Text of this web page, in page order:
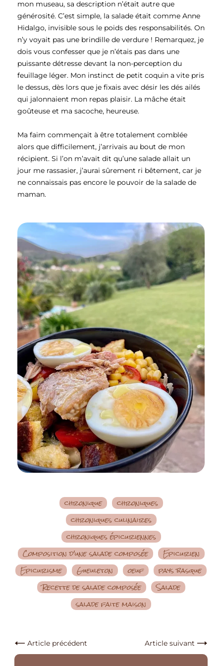
mon museau, sa description n’était autre que
générosité. C’est simple, la salade était comme Anne
Hidalgo, invisible sous le poids des responsabilités. On
n’y voyait pas une brindille de verdure ! Remarquez, je
dois vous confesser que je n’étais pas dans une
puissante détresse devant la non-perception du
feuillage léger. Mon instinct de petit coquin a vite pris
le dessus, dès lors que je fixais avec désir les dés ailés
qui jalonnaient mon repas plaisir. La mâche était
goûteuse et ma sacoche, heureuse.
Ma faim commençait à être totalement comblée
alors que difficilement, j’arrivais au bout de mon
récipient. Si l’on m’avait dit qu’une salade allait un
jour me rassasier, j’aurai sûrement ri bêtement, car je
ne connaissais pas encore le pouvoir de la salade de
maman.
chronique
chroniques
chroniques culinaires
chroniques épicuriennes
Composition d'une salade composée
Epicurien
Epicurisme
Gueuleton oeuf
pays basque
Recette de salade composée
Salade
salade faite maison
Article précédent Article suivant